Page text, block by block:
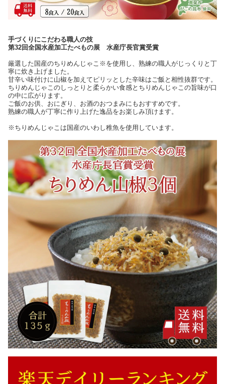
手づくりにこだわる職人の技
第32回全国水産加工たべもの展 水産庁長官賞受賞
厳選した国産のちりめんじゃこ※を使用し、熟練の職人がじっくりと丁
寧に炊き上げました。
甘辛い味付けに山椒を加えてピリッとした辛味はご飯と相性抜群です。
ちりめんじゃこのしっとりと柔らかい食感とちりめんじゃこの旨味が口
の中に広がります。
ご飯のお供、おにぎり、お酒のおつまみにもおすすめです。
熟練の職人が丁寧に作り上げた逸品をお楽しみ頂けます。
※ちりめんじゃこは国産のいわし稚魚を使用しています。